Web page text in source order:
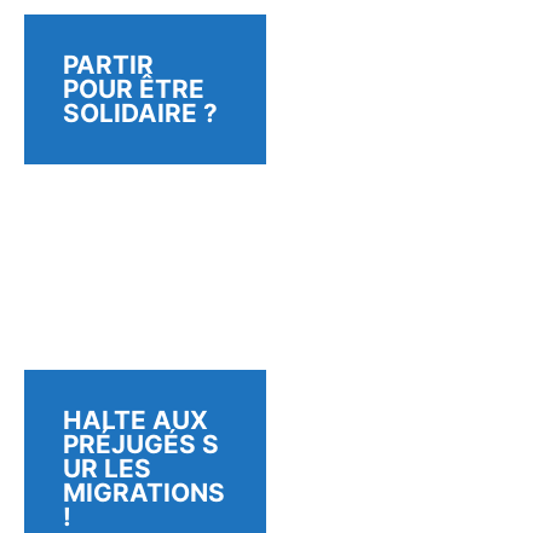
PARTIR
POUR ÊTRE
SOLIDAIRE ?
HALTE AUX
PRÉJUGÉS S
UR LES
MIGRATIONS
!